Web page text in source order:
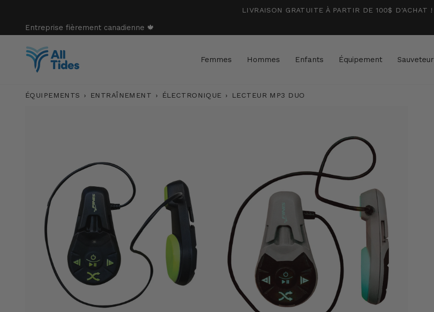
contenu
LIVRAISON GRATUITE À PARTIR DE 100$ D'ACHAT !
Entreprise fièrement canadienne 🍁
Femmes Hommes Enfants Équipement Sauveteur
ÉQUIPEMENTS › ENTRAÎNEMENT › ÉLECTRONIQUE › LECTEUR MP3 DUO